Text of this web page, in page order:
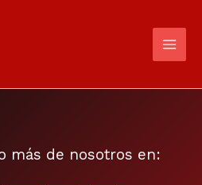
más de nosotros en: